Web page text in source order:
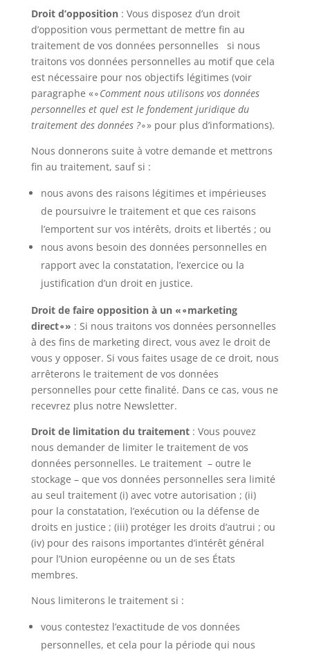
Droit d’opposition: Vous disposez d’un droit
d’opposition vous permettant de mettre fin au
traitement de vos données personnelles si nous
traitons vos données personnelles au motif que cela
est nécessaire pour nos objectifs légitimes (voir
paragraphe «∘Comment nous utilisons vos données
personnelles et quel est le fondement juridique du
traitement des données ?∘» pour plus d’informations).
Nous donnerons suite à votre demande et mettrons
fin au traitement, sauf si :
nous avons des raisons légitimes et impérieuses
de poursuivre le traitement et que ces raisons
l’emportent sur vos intérêts, droits et libertés ; ou
nous avons besoin des données personnelles en
rapport avec la constatation, l’exercice ou la
justification d’un droit en justice.
Droit de faire opposition à un «∘marketing
direct∘» : Si nous traitons vos données personnelles
à des fins de marketing direct, vous avez le droit de
vous y opposer. Si vous faites usage de ce droit, nous
arrêterons le traitement de vos données
personnelles pour cette finalité. Dans ce cas, vous ne
recevrez plus notre Newsletter.
Droit de limitation du traitement: Vous pouvez
nous demander de limiter le traitement de vos
données personnelles. Le traitement – outre le
stockage – que vos données personnelles sera limité
au seul traitement (i) avec votre autorisation ; (ii)
pour la constatation, l’exécution ou la défense de
droits en justice ; (iii) protéger les droits d’autrui ; ou
(iv) pour des raisons importantes d’intérêt général
pour l’Union européenne ou un de ses États
membres.
Nous limiterons le traitement si :
vous contestez l’exactitude de vos données
personnelles, et cela pour la période qui nous